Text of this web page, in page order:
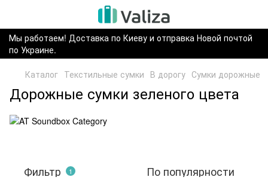
Мы работаем! Доставка по Киеву и отправка Новой почтой
по Украине.
Каталог Текстильные сумки В дорогу Сумки дорожные
Дорожные сумки зеленого цвета
Фильтр 1 По популярности